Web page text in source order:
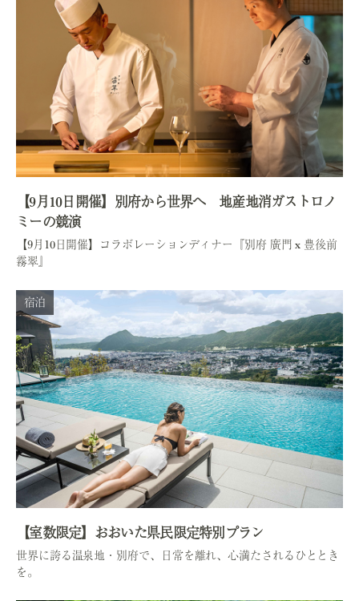
【9月10日開催】別府から世界へ 地産地消ガストロノ
ミーの競演
【9月10日開催】コラボレーションディナー『別府 廣門 x 豊後前
霧翠』
【室数限定】おおいた県民限定特別プラン
世界に誇る温泉地・別府で、日常を離れ、心満たされるひととき
を。
宿泊